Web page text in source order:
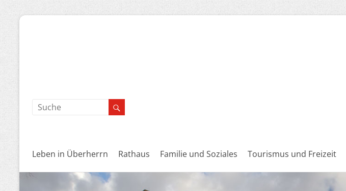
Leben in Überherrn Rathaus Familie und Soziales Tourismus und Freizeit